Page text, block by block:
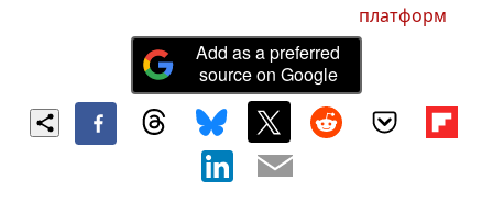
платформ
Add as a preferred
source on Google